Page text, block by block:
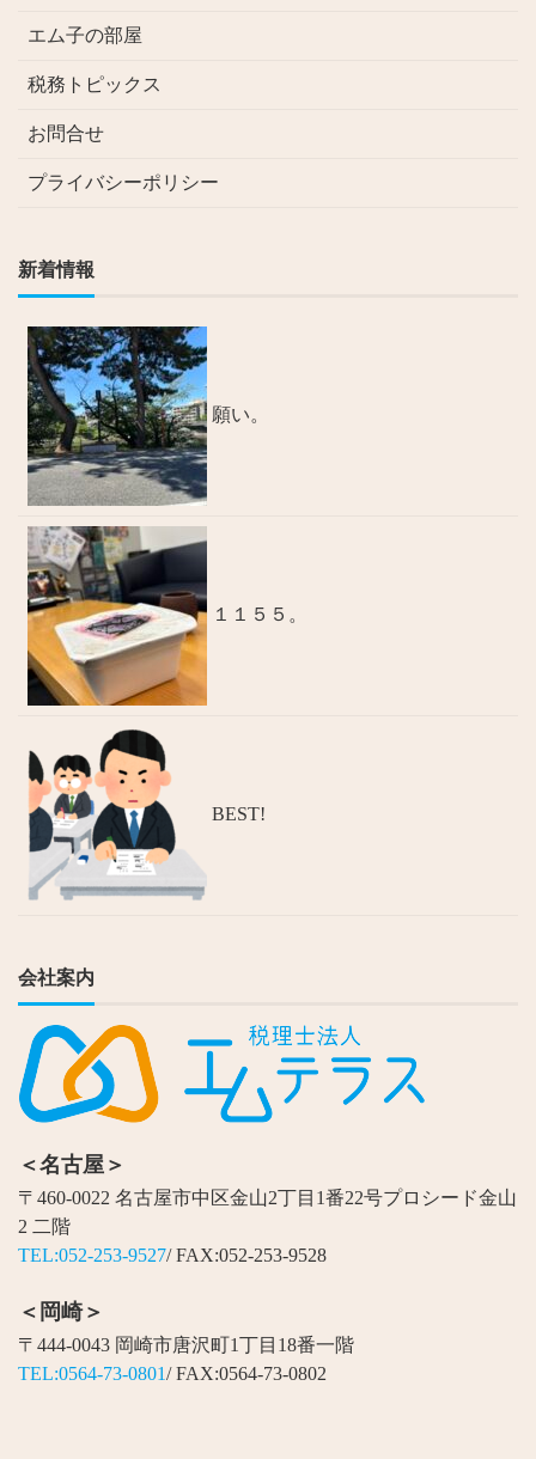
エム子の部屋
税務トピックス
お問合せ
プライバシーポリシー
新着情報
願い。
１１５５。
BEST!
会社案内
＜名古屋＞
〒460-0022 名古屋市中区金山2丁目1番22号プロシード金山
2 二階
TEL:052-253-9527/ FAX:052-253-9528
＜岡崎＞
〒444-0043 岡崎市唐沢町1丁目18番一階
TEL:0564-73-0801/ FAX:0564-73-0802